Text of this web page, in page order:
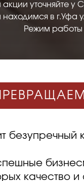
уточняйте у
в г.Уфа
Режим работы
-
качество